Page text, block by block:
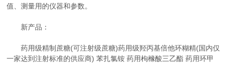
值、测量用的仪器和参数。
新产品：
药用级精制蔗糖(可注射级蔗糖)药用级羟丙基倍他环糊精(国内仅
一家达到注射标准的供应商) 苯扎氯铵 药用枸橼酸三乙酯 药用环甲